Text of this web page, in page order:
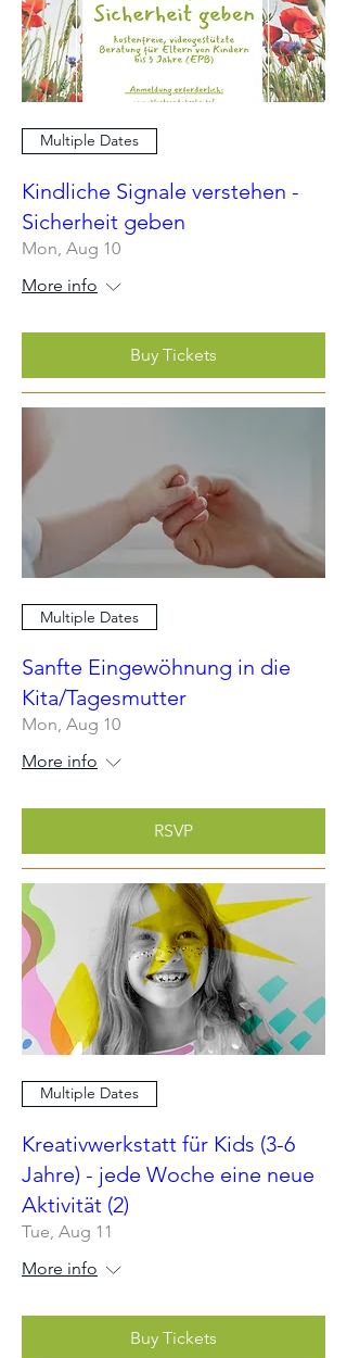
Multiple Dates
Kindliche Signale verstehen -
Sicherheit geben
Mon, Aug 10
More info
Buy Tickets
Multiple Dates
Sanfte Eingewöhnung in die
Kita/Tagesmutter
Mon, Aug 10
More info
RSVP
Multiple Dates
Kreativwerkstatt für Kids (3-6
Jahre) - jede Woche eine neue
Aktivität (2)
Tue, Aug 11
More info
Buy Tickets